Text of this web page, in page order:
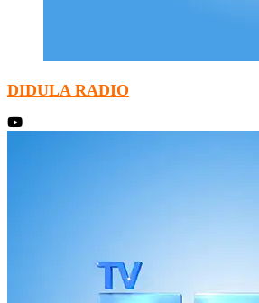
DIDULA RADIO